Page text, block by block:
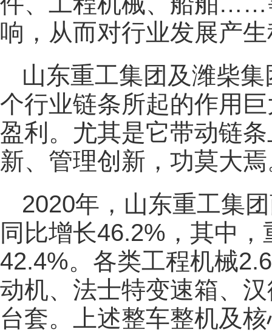
响，从而对行业发展产
山东重工集团及潍柴
个行业链条所起的作用
盈利。尤其是它带动链
新、管理创新，功莫大
2020年，山东重工集
同比增长46.2%，其中
42.4%。各类工程机械
动机、法士特变速箱、
台套。上述整车整机及